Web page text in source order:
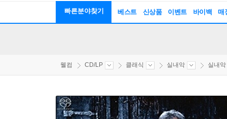
빠른분야찾기 베스트 신상품 이벤트 바이백 매
웰컴 CD/LP 클래식 실내악 실내